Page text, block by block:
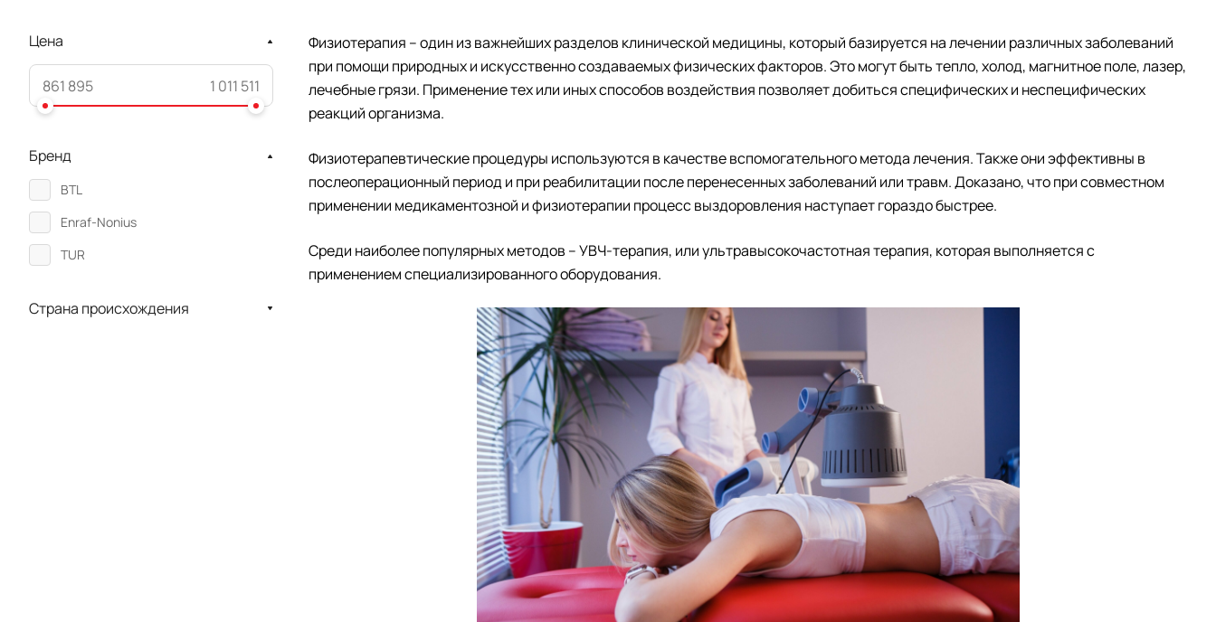
Физиотерапия – один из важнейших разделов клинической медицины, который базируется на лечении различных заболеваний
при помощи природных и искусственно создаваемых физических факторов. Это могут быть тепло, холод, магнитное поле, лазер,
лечебные грязи. Применение тех или иных способов воздействия позволяет добиться специфических и неспецифических
реакций организма.
Физиотерапевтические процедуры используются в качестве вспомогательного метода лечения. Также они эффективны в
послеоперационный период и при реабилитации после перенесенных заболеваний или травм. Доказано, что при совместном
применении медикаментозной и физиотерапии процесс выздоровления наступает гораздо быстрее.
Среди наиболее популярных методов – УВЧ-терапия, или ультравысокочастотная терапия, которая выполняется с
применением специализированного оборудования.
Цена
Бренд
BTL
Enraf-Nonius
TUR
Страна происхождения